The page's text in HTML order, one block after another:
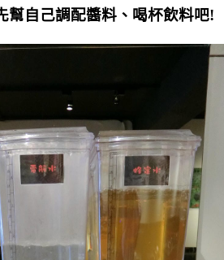
幫自己調配醬料、喝杯飲料吧!